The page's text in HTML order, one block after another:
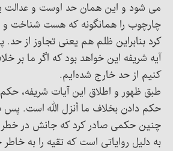
می شود و این همان حد اوست و عدالت
چارچوب را همانگونه که هست شناخت
کرد بنابراین ظلم هم یعنی تجاوز از حد.
آیه شریفه این خواهد بود که اگر ما بر
کنیم از حد خارج شده‌ایم.
طبق ظهور و اطلاق این آیات شریفه،
حکم دادن بخلاف ما أنزل الله است. پس
چنین حکمی صادر کرد که جانش در خطر
به دلیل روایاتی است که تقیه را به